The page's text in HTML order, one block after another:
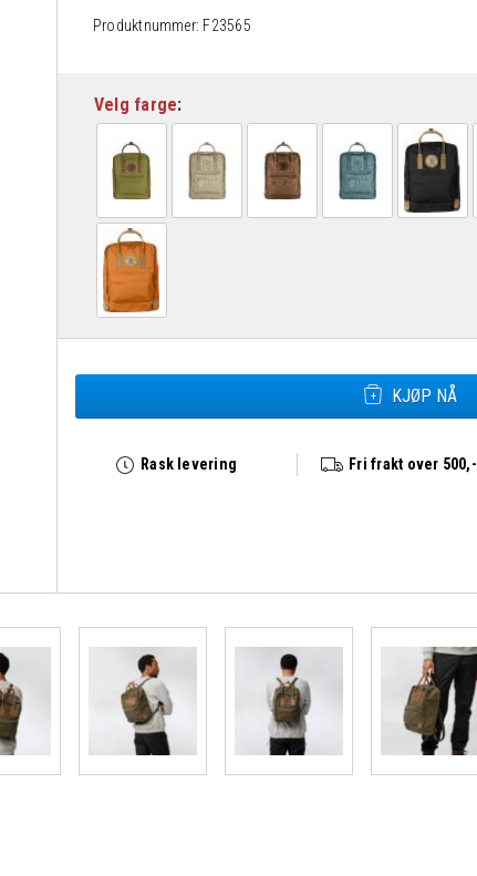
Produktnummer: F23565
Velg farge
KJØP NÅ
Rask levering Fri frakt over 500,-